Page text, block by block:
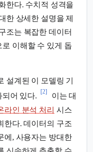
한다. 수치적 성격을
한 상세한 설명을 제
조는 복잡한 데이터
이해할 수 있게 돕
설계된 이 모델링 기
되어 있다.
[2]
이는 대
라인 분석 처리 시스
한다. 데이터의 구조
에, 사용자는 방대한